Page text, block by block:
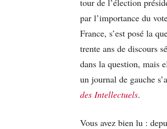
par l’importance du
France, s’est posé la
trente ans de discours
dans la question, mais
un journal de gauche
des Intellectuels.
Vous avez bien lu :